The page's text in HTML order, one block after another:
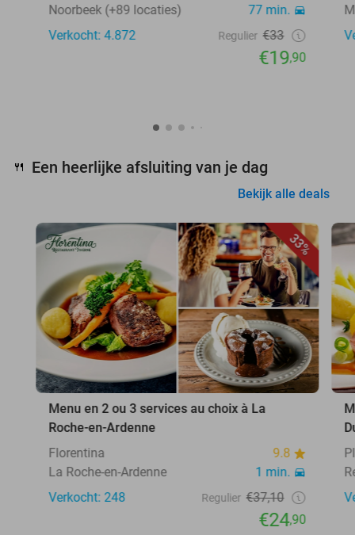
Noorbeek (+89 locaties)
77 min.
Verkocht: 4.872
Regulier €33
€19,90
🍴 Een heerlijke afsluiting van je dag
Bekijk alle deals
33%
Menu en 2 ou 3 services au choix à La
Roche-en-Ardenne
Florentina
9.8
La Roche-en-Ardenne
1 min.
Verkocht: 248
Regulier €37,10
€24,90